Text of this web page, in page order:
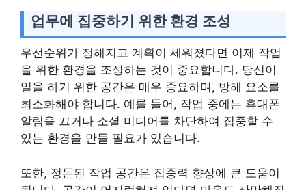
업무에 집중하기 위한 환경 조성
우선순위가 정해지고 계획이 세워졌다면 이제 작업
을 위한 환경을 조성하는 것이 중요합니다. 당신이
일을 하기 위한 공간은 매우 중요하며, 방해 요소를
최소화해야 합니다. 예를 들어, 작업 중에는 휴대폰
알림을 끄거나 소셜 미디어를 차단하여 집중할 수
있는 환경을 만들 필요가 있습니다.
또한, 정돈된 작업 공간은 집중력 향상에 큰 도움이